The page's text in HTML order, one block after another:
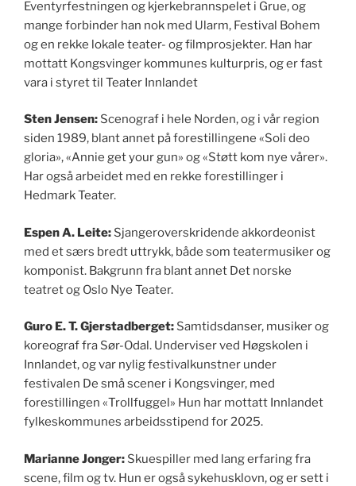
Eventyrfestningen og kjerkebrannspelet i Grue, og
mange forbinder han nok med Ularm, Festival Bohem
og en rekke lokale teater- og filmprosjekter. Han har
mottatt Kongsvinger kommunes kulturpris, og er fast
vara i styret til Teater Innlandet
Sten Jensen: Scenograf i hele Norden, og i vår region
siden 1989, blant annet på forestillingene «Soli deo
gloria», «Annie get your gun» og «Støtt kom nye vårer».
Har også arbeidet med en rekke forestillinger i
Hedmark Teater.
Espen A. Leite: Sjangeroverskridende akkordeonist
med et særs bredt uttrykk, både som teatermusiker og
komponist. Bakgrunn fra blant annet Det norske
teatret og Oslo Nye Teater.
Guro E. T. Gjerstadberget: Samtidsdanser, musiker og
koreograf fra Sør-Odal. Underviser ved Høgskolen i
Innlandet, og var nylig festivalkunstner under
festivalen De små scener i Kongsvinger, med
forestillingen «Trollfuggel» Hun har mottatt Innlandet
fylkeskommunes arbeidsstipend for 2025.
Marianne Jonger: Skuespiller med lang erfaring fra
scene, film og tv. Hun er også sykehusklovn, og er sett i